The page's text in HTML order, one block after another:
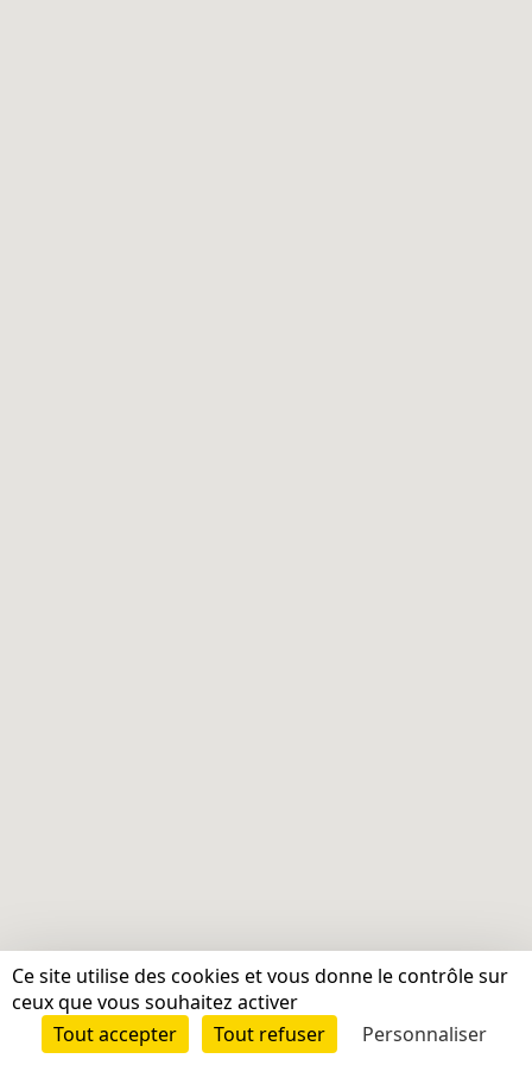
Ce site utilise des cookies et vous donne le contrôle sur
ceux que vous souhaitez activer
Tout accepter
Tout refuser Personnaliser